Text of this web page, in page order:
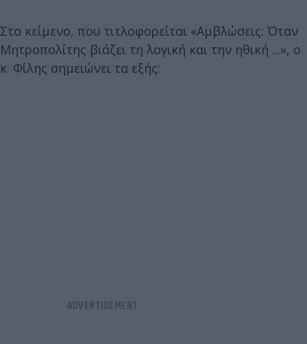
Στο κείμενο, που τιτλοφορείται «Αμβλώσεις: Όταν
Μητροπολίτης βιάζει τη λογική και την ηθική ...», ο
κ. Φίλης σημειώνει τα εξής: